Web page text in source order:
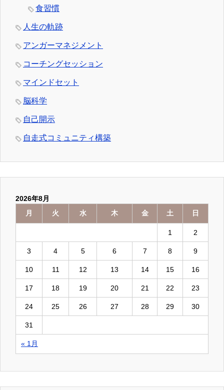
食習慣
人生の軌跡
アンガーマネジメント
コーチングセッション
マインドセット
脳科学
自己開示
自走式コミュニティ構築
2026年8月
月
火 水 木 金 土 日
« 1月
1 2
3 4 5 6 7 8 9
10 11 12 13 14 15 16
17 18 19 20 21 22 23
24 25 26 27 28 29 30
31